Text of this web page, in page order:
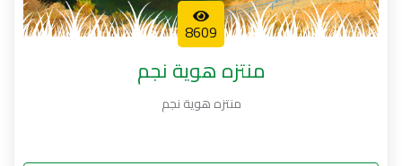
8609
منتزه هوية نجم
منتزه هوية نجم